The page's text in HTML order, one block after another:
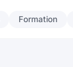
Formation